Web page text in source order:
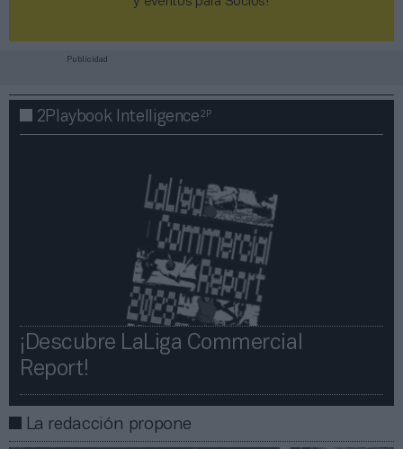
Publicidad
2Playbook Intelligence2P
¡Descubre LaLiga Commercial
Report!​​
La redacción propone